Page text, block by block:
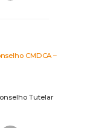
CMDCA –
Tutelar